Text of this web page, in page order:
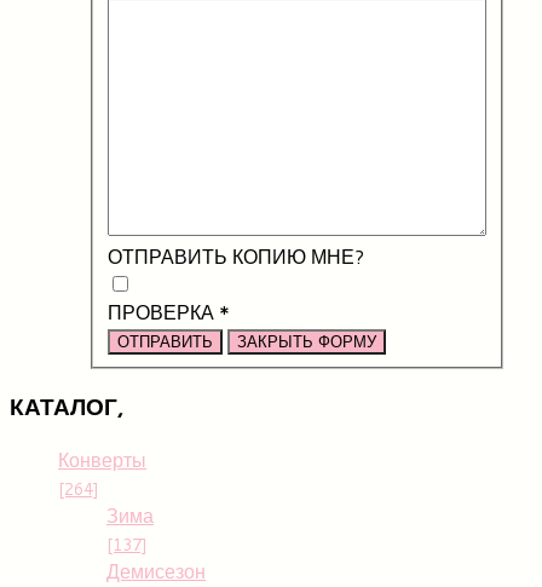
ОТПРАВИТЬ КОПИЮ МНЕ?
ПРОВЕРКА*
ОТПРАВИТЬ ЗАКРЫТЬ ФОРМУ
КАТАЛОГ,
Конверты
[264]
Зима
[137]
Демисезон